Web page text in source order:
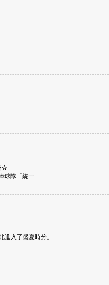
☆
球隊「統一...
進入了盛夏時分。 ...